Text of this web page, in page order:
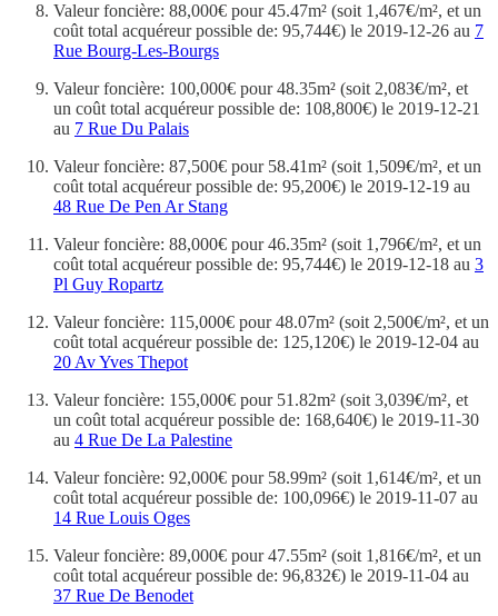
Valeur foncière: 88,000€ pour 45.47m² (soit 1,467€/m², et un
coût total acquéreur possible de: 95,744€) le 2019-12-26 au 7
Rue Bourg-Les-Bourgs
Valeur foncière: 100,000€ pour 48.35m² (soit 2,083€/m², et
un coût total acquéreur possible de: 108,800€) le 2019-12-21
au 7 Rue Du Palais
Valeur foncière: 87,500€ pour 58.41m² (soit 1,509€/m², et un
coût total acquéreur possible de: 95,200€) le 2019-12-19 au
48 Rue De Pen Ar Stang
Valeur foncière: 88,000€ pour 46.35m² (soit 1,796€/m², et un
coût total acquéreur possible de: 95,744€) le 2019-12-18 au 3
Pl Guy Ropartz
Valeur foncière: 115,000€ pour 48.07m² (soit 2,500€/m², et un
coût total acquéreur possible de: 125,120€) le 2019-12-04 au
20 Av Yves Thepot
Valeur foncière: 155,000€ pour 51.82m² (soit 3,039€/m², et
un coût total acquéreur possible de: 168,640€) le 2019-11-30
au 4 Rue De La Palestine
Valeur foncière: 92,000€ pour 58.99m² (soit 1,614€/m², et un
coût total acquéreur possible de: 100,096€) le 2019-11-07 au
14 Rue Louis Oges
Valeur foncière: 89,000€ pour 47.55m² (soit 1,816€/m², et un
coût total acquéreur possible de: 96,832€) le 2019-11-04 au
37 Rue De Benodet